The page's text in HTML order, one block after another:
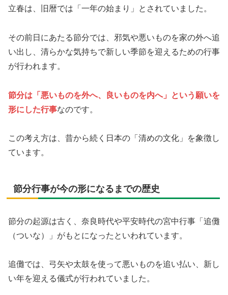
立春は、旧暦では「一年の始まり」とされていました。
その前日にあたる節分では、邪気や悪いものを家の外へ追
い出し、清らかな気持ちで新しい季節を迎えるための行事
が行われます。
節分は「悪いものを外へ、良いものを内へ」という願いを
形にした行事なのです。
この考え方は、昔から続く日本の「清めの文化」を象徴し
ています。
節分行事が今の形になるまでの歴史
節分の起源は古く、奈良時代や平安時代の宮中行事「追儺
（ついな）」がもとになったといわれています。
追儺では、弓矢や太鼓を使って悪いものを追い払い、新し
い年を迎える儀式が行われていました。